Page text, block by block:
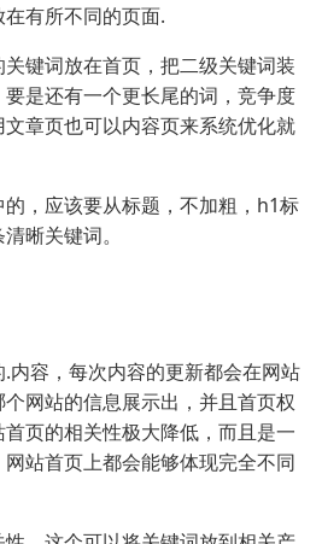
有所不同的页面.
键词放在首页，把二级关键词装
是还有一个更长尾的词，竞争度
章页也可以内容页来系统优化就
，应该要从标题，不加粗，h1标
晰关键词。
内容，每次内容的更新都会在网站
网站的信息展示出，并且首页权
页的相关性极大降低，而且是一
站首页上都会能够体现完全不同